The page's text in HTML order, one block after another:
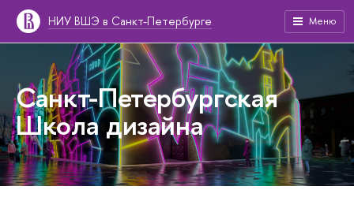
НИУ ВШЭ в Санкт-Петербурге Меню
Санкт-Петербургская
Школа дизайна